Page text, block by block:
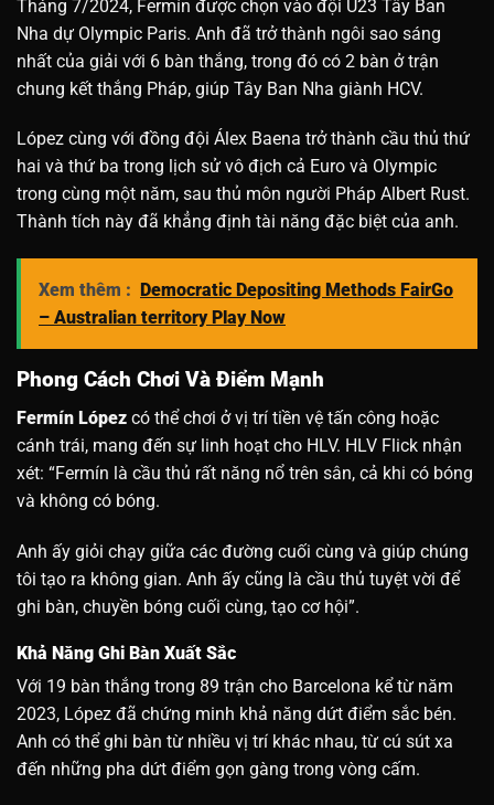
Tháng 7/2024, Fermín được chọn vào đội U23 Tây Ban
Nha dự Olympic Paris. Anh đã trở thành ngôi sao sáng
nhất của giải với 6 bàn thắng, trong đó có 2 bàn ở trận
chung kết thắng Pháp, giúp Tây Ban Nha giành HCV.
López cùng với đồng đội Álex Baena trở thành cầu thủ thứ
hai và thứ ba trong lịch sử vô địch cả Euro và Olympic
trong cùng một năm, sau thủ môn người Pháp Albert Rust.
Thành tích này đã khẳng định tài năng đặc biệt của anh.
Xem thêm : Democratic Depositing Methods FairGo
– Australian territory Play Now
Phong Cách Chơi Và Điểm Mạnh
Fermín López có thể chơi ở vị trí tiền vệ tấn công hoặc
cánh trái, mang đến sự linh hoạt cho HLV. HLV Flick nhận
xét: “Fermín là cầu thủ rất năng nổ trên sân, cả khi có bóng
và không có bóng.
Anh ấy giỏi chạy giữa các đường cuối cùng và giúp chúng
tôi tạo ra không gian. Anh ấy cũng là cầu thủ tuyệt vời để
ghi bàn, chuyền bóng cuối cùng, tạo cơ hội”.
Khả Năng Ghi Bàn Xuất Sắc
Với 19 bàn thắng trong 89 trận cho Barcelona kể từ năm
2023, López đã chứng minh khả năng dứt điểm sắc bén.
Anh có thể ghi bàn từ nhiều vị trí khác nhau, từ cú sút xa
đến những pha dứt điểm gọn gàng trong vòng cấm.